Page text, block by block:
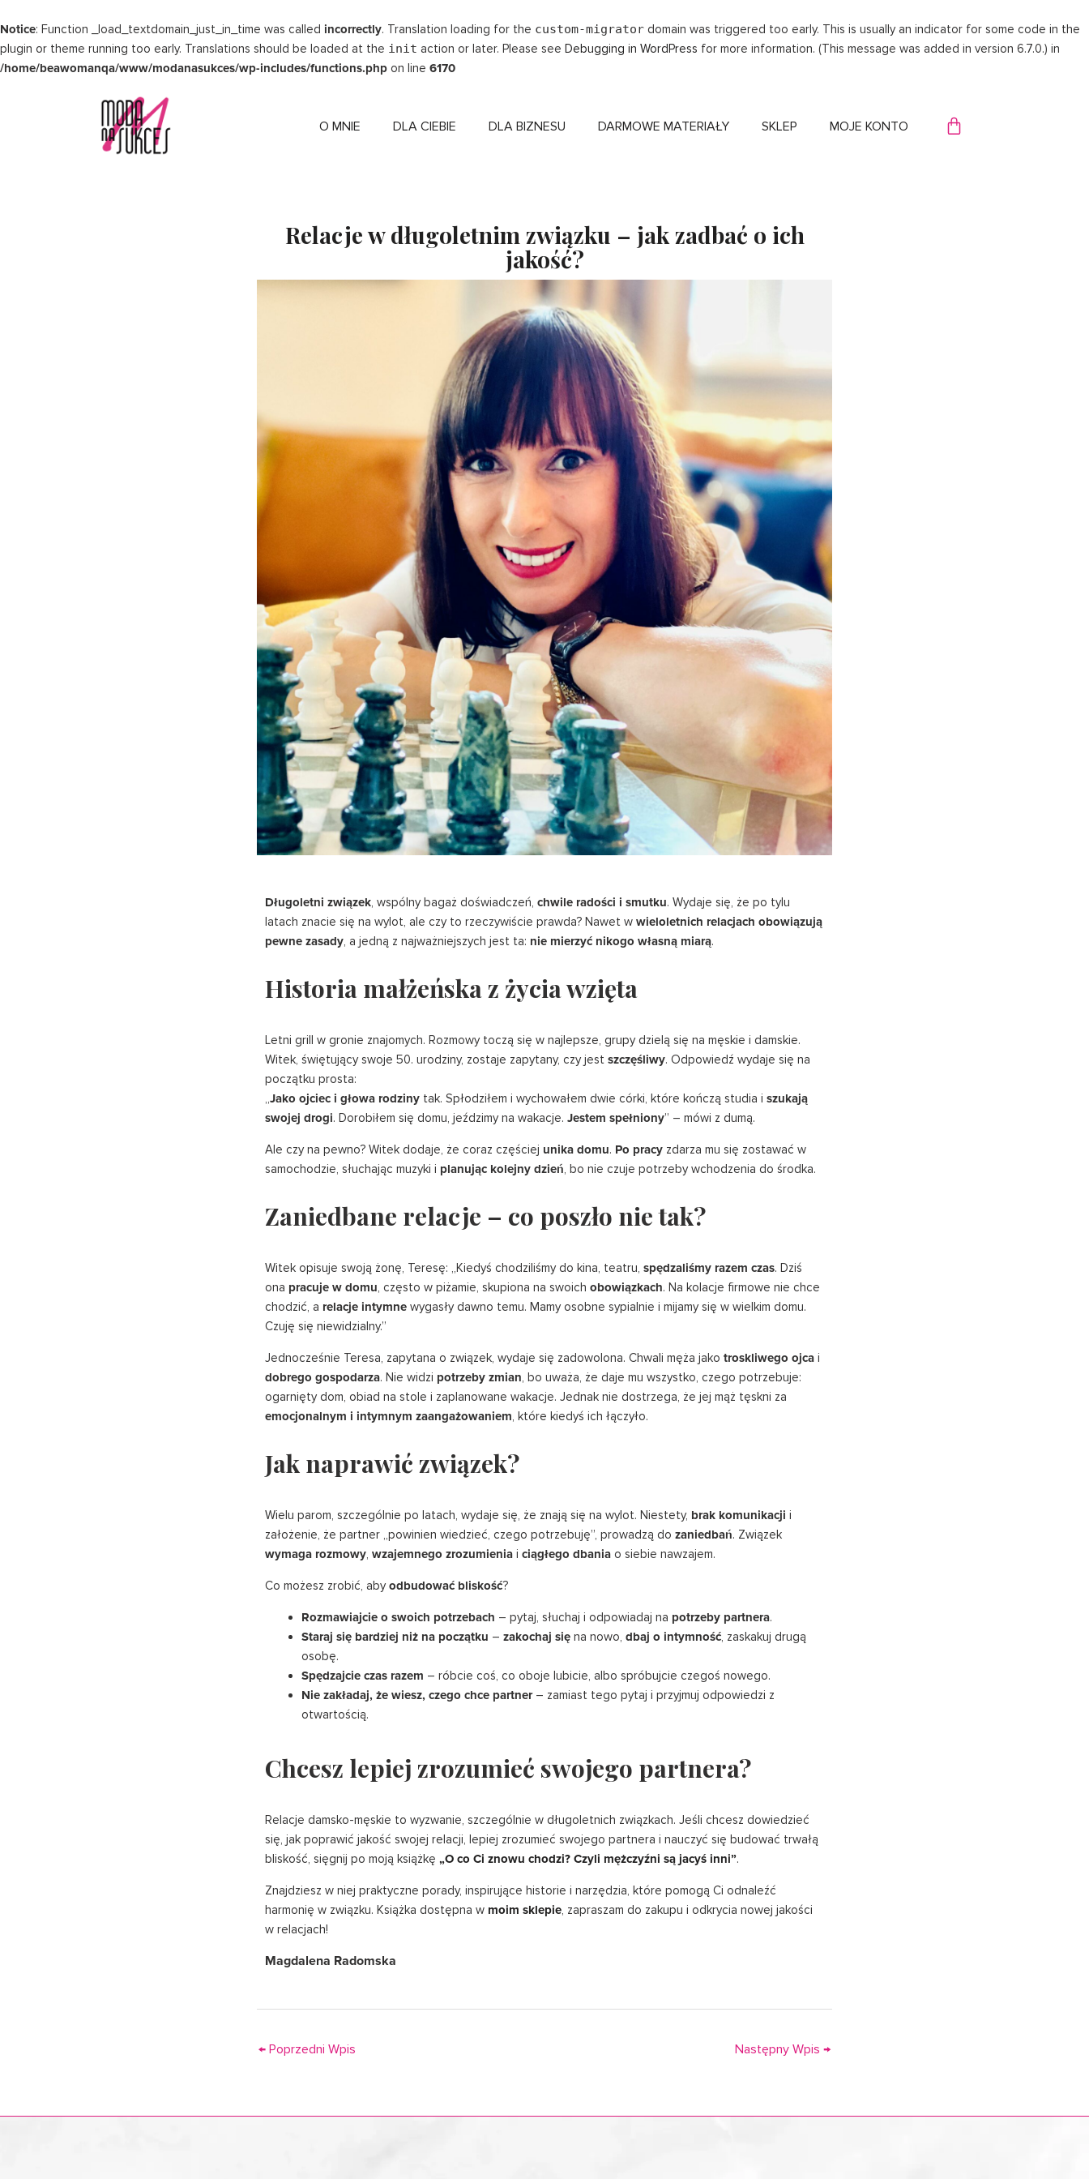
Notice: Function _load_textdomain_just_in_time was called incorrectly. Translation loading for the custom-migrator domain was triggered too early. This is usually an indicator for some code in the
plugin or theme running too early. Translations should be loaded at the init action or later. Please see Debugging in WordPress for more information. (This message was added in version 6.7.0.) in
/home/beawomanqa/www/modanasukces/wp-includes/functions.php on line 6170
do
treści
WÓZEK
O MNIE DLA CIEBIE DLA BIZNESU DARMOWE MATERIAŁY SKLEP MOJE KONTO
Relacje w długoletnim związku – jak zadbać o ich
jakość?
Długoletni związek, wspólny bagaż doświadczeń, chwile radości i smutku. Wydaje się, że po tylu
latach znacie się na wylot, ale czy to rzeczywiście prawda? Nawet w wieloletnich relacjach obowiązują
pewne zasady, a jedną z najważniejszych jest ta: nie mierzyć nikogo własną miarą.
Historia małżeńska z życia wzięta
Letni grill w gronie znajomych. Rozmowy toczą się w najlepsze, grupy dzielą się na męskie i damskie.
Witek, świętujący swoje 50. urodziny, zostaje zapytany, czy jest szczęśliwy. Odpowiedź wydaje się na
początku prosta:
„Jako ojciec i głowa rodziny tak. Spłodziłem i wychowałem dwie córki, które kończą studia i szukają
swojej drogi. Dorobiłem się domu, jeździmy na wakacje. Jestem spełniony” – mówi z dumą.
Ale czy na pewno? Witek dodaje, że coraz częściej unika domu. Po pracy zdarza mu się zostawać w
samochodzie, słuchając muzyki i planując kolejny dzień, bo nie czuje potrzeby wchodzenia do środka.
Zaniedbane relacje – co poszło nie tak?
Witek opisuje swoją żonę, Teresę: „Kiedyś chodziliśmy do kina, teatru, spędzaliśmy razem czas. Dziś
ona pracuje w domu, często w piżamie, skupiona na swoich obowiązkach. Na kolacje firmowe nie chce
chodzić, a relacje intymne wygasły dawno temu. Mamy osobne sypialnie i mijamy się w wielkim domu.
Czuję się niewidzialny.”
Jednocześnie Teresa, zapytana o związek, wydaje się zadowolona. Chwali męża jako troskliwego ojca i
dobrego gospodarza. Nie widzi potrzeby zmian, bo uważa, że daje mu wszystko, czego potrzebuje:
ogarnięty dom, obiad na stole i zaplanowane wakacje. Jednak nie dostrzega, że jej mąż tęskni za
emocjonalnym i intymnym zaangażowaniem, które kiedyś ich łączyło.
Jak naprawić związek?
Wielu parom, szczególnie po latach, wydaje się, że znają się na wylot. Niestety, brak komunikacji i
założenie, że partner „powinien wiedzieć, czego potrzebuję”, prowadzą do zaniedbań. Związek
wymaga rozmowy, wzajemnego zrozumienia i ciągłego dbania o siebie nawzajem.
Co możesz zrobić, abyodbudować bliskość?
Rozmawiajcie o swoich potrzebach – pytaj, słuchaj i odpowiadaj na potrzeby partnera.
Staraj się bardziej niż na początku – zakochaj się na nowo, dbaj o intymność, zaskakuj drugą
osobę.
Spędzajcie czas razem – róbcie coś, co oboje lubicie, albo spróbujcie czegoś nowego.
Nie zakładaj, że wiesz, czego chce partner– zamiast tego pytaj i przyjmuj odpowiedzi z
otwartością.
Chcesz lepiej zrozumieć swojego partnera?
Relacje damsko-męskie to wyzwanie, szczególnie w długoletnich związkach. Jeśli chcesz dowiedzieć
się, jak poprawić jakość swojej relacji, lepiej zrozumieć swojego partnera i nauczyć się budować trwałą
bliskość, sięgnij po moją książkę „O co Ci znowu chodzi? Czyli mężczyźni są jacyś inni”.
Znajdziesz w niej praktyczne porady, inspirujące historie i narzędzia, które pomogą Ci odnaleźć
harmonię w związku. Książka dostępna w moim sklepie , zapraszam do zakupu i odkrycia nowej jakości
w relacjach!
Magdalena Radomska
← Poprzedni Wpis Następny Wpis →